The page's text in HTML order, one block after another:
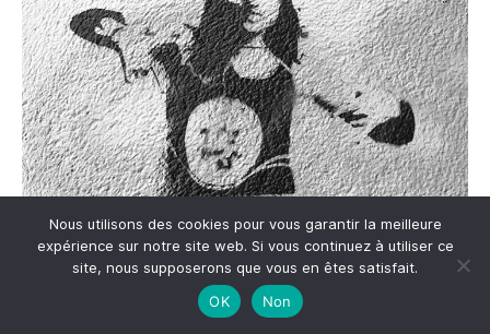
On n’avait pas prévu de rentrer dans cette église, mais
quelle surprise de voir la splendeur de l’intérieur de
San
sur la Piazza Bellini : elle ne paye pas de mine de
l’extérieur pourtant … ce fut un de mes coups de coeur à
Nous utilisons des cookies pour vous garantir la meilleure
expérience sur notre site web. Si vous continuez à utiliser ce
site, nous supposerons que vous en êtes satisfait.
OK
Non